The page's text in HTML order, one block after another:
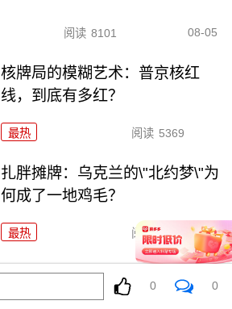
阅读 8101 08-05
核牌局的模糊艺术：普京核红
线，到底有多红？
最热 阅读 5369
扎胖摊牌：乌克兰的\"北约梦\"为
何成了一地鸡毛？
最热 阅读 5130
黄岩岛上空惊雷起！东大\"八一
\"警巡完全不一样
0 0